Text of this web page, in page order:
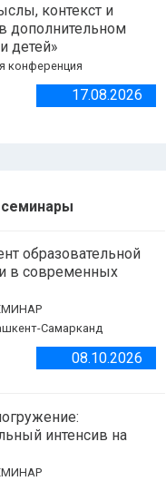
контекст и
дополнительном
детей»
конференция
17.08.2026
образовательной
в современных
Самарканд
08.10.2026
интенсив на